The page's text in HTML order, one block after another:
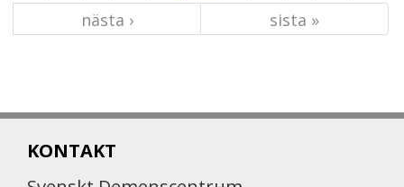
nästa ›
sista »
KONTAKT